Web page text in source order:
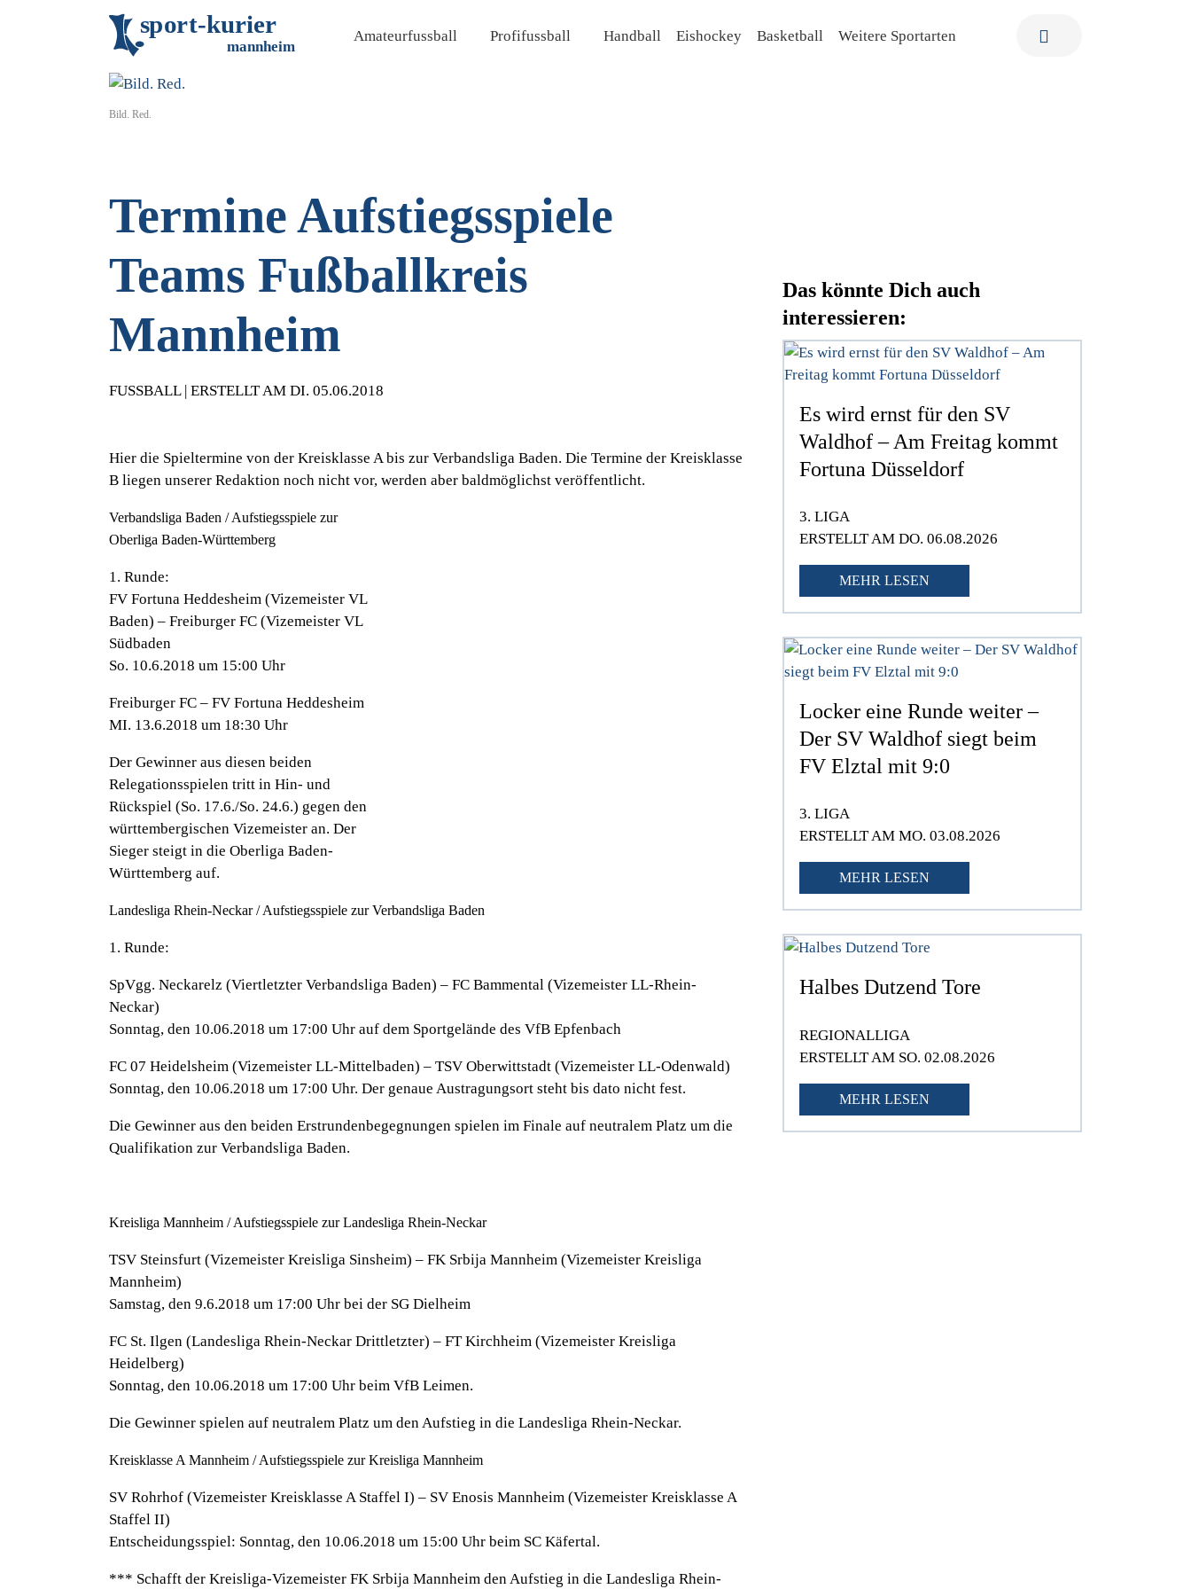
sport-kurier
mannheim
Amateurfussball Profifussball Handball Eishockey Basketball Weitere Sportarten
Bild. Red.
Termine Aufstiegsspiele
Teams Fußballkreis
Mannheim
FUSSBALL | ERSTELLT AM DI. 05.06.2018
Hier die Spieltermine von der Kreisklasse A bis zur Verbandsliga Baden. Die Termine der Kreisklasse
B liegen unserer Redaktion noch nicht vor, werden aber baldmöglichst veröffentlicht.
Verbandsliga Baden / Aufstiegsspiele zur
Oberliga Baden-Württemberg
1. Runde:
FV Fortuna Heddesheim (Vizemeister VL
Baden) – Freiburger FC (Vizemeister VL
Südbaden
So. 10.6.2018 um 15:00 Uhr
Freiburger FC –FV Fortuna Heddesheim
MI. 13.6.2018 um 18:30 Uhr
Der Gewinner aus diesen beiden
Relegationsspielen tritt in Hin- und
Rückspiel (So. 17.6./So. 24.6.) gegen den
württembergischen Vizemeister an. Der
Sieger steigt in die Oberliga Baden-
Württemberg auf.
Landesliga Rhein-Neckar / Aufstiegsspiele zur Verbandsliga Baden
1. Runde:
SpVgg. Neckarelz (Viertletzter Verbandsliga Baden) – FC Bammental (Vizemeister LL-Rhein-
Neckar)
Sonntag, den 10.06.2018 um 17:00 Uhr auf dem Sportgelände des VfB Epfenbach
FC 07 Heidelsheim (Vizemeister LL-Mittelbaden) – TSV Oberwittstadt (Vizemeister LL-Odenwald)
Sonntag, den 10.06.2018 um 17:00 Uhr. Der genaue Austragungsort steht bis dato nicht fest.
Die Gewinner aus den beiden Erstrundenbegegnungen spielen im Finale auf neutralem Platz um die
Qualifikation zur Verbandsliga Baden.
Kreisliga Mannheim / Aufstiegsspiele zur Landesliga Rhein-Neckar
TSV Steinsfurt (Vizemeister Kreisliga Sinsheim) –FK Srbija Mannheim (Vizemeister Kreisliga
Mannheim)
Samstag, den 9.6.2018 um 17:00 Uhr bei der SG Dielheim
FC St. Ilgen (Landesliga Rhein-Neckar Drittletzter) – FT Kirchheim (Vizemeister Kreisliga
Heidelberg)
Sonntag, den 10.06.2018 um 17:00 Uhr beim VfB Leimen.
Die Gewinner spielen auf neutralem Platz um den Aufstieg in die Landesliga Rhein-Neckar.
Kreisklasse A Mannheim / Aufstiegsspiele zur Kreisliga Mannheim
SV Rohrhof (Vizemeister Kreisklasse A Staffel I) – SV Enosis Mannheim (Vizemeister Kreisklasse A
Staffel II)
Entscheidungsspiel: Sonntag, den 10.06.2018 um 15:00 Uhr beim SC Käfertal.
*** Schafft der Kreisliga-Vizemeister FK Srbija Mannheim den Aufstieg in die Landesliga Rhein-
Das könnte Dich auch
interessieren:
Es wird ernst für den SV
Waldhof – Am Freitag kommt
Fortuna Düsseldorf
3. LIGA
ERSTELLT AM DO. 06.08.2026
MEHR LESEN
Locker eine Runde weiter –
Der SV Waldhof siegt beim
FV Elztal mit 9:0
3. LIGA
ERSTELLT AM MO. 03.08.2026
MEHR LESEN
Halbes Dutzend Tore
REGIONALLIGA
ERSTELLT AM SO. 02.08.2026
MEHR LESEN